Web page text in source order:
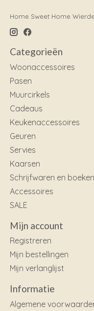
Home Sweet Home
Categorieën
Woonaccessoires
Pasen
Muurcirkels
Cadeaus
Keukenaccessoires
Geuren
Servies
Kaarsen
Schrijfwaren en boeken
Accessoires
SALE
Mijn account
Registreren
Mijn bestellingen
Mijn verlanglijst
Informatie
Algemene